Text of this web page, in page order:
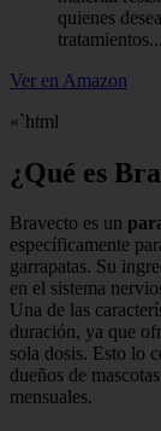
quienes
tratamientos...
Ver en Amazon
«`html
¿Qué es
Bravecto es un
específicamente
garrapatas. Su
en el sistema
Una de las
duración, ya que
sola dosis. Esto lo
dueños de
mensuales.